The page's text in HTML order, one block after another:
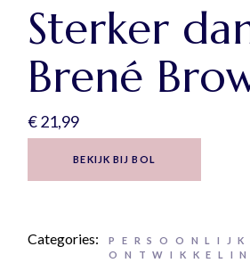
Sterker
Brené
€21,99
BEKIJK BIJ BOL
Categories: